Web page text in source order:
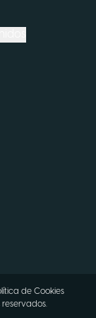
reservados.
de Cookies